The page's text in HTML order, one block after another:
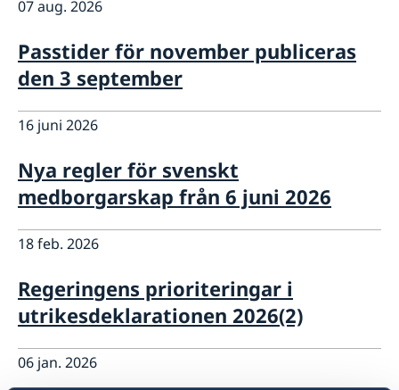
Vi är en resurs för svenska företag
Så kan du få stöd
Svenska företag i Schweiz
Nyheter
Passtider för november publiceras den 3 september
07 aug. 2026
Passtider för november publiceras
den 3 september
16 juni 2026
Nya regler för svenskt
medborgarskap från 6 juni 2026
18 feb. 2026
Regeringens prioriteringar i
utrikesdeklarationen 2026(2)
06 jan. 2026